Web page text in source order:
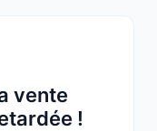
vente
!